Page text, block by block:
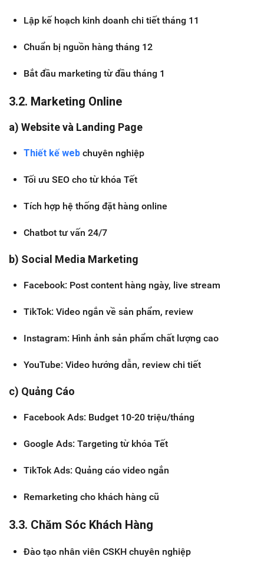
Lập kế hoạch kinh doanh chi tiết tháng 11
Chuẩn bị nguồn hàng tháng 12
Bắt đầu marketing từ đầu tháng 1
3.2. Marketing Online
a) Website và Landing Page
Thiết kế web chuyên nghiệp
Tối ưu SEO cho từ khóa Tết
Tích hợp hệ thống đặt hàng online
Chatbot tư vấn 24/7
b) Social Media Marketing
Facebook: Post content hàng ngày, live stream
TikTok: Video ngắn về sản phẩm, review
Instagram: Hình ảnh sản phẩm chất lượng cao
YouTube: Video hướng dẫn, review chi tiết
c) Quảng Cáo
Facebook Ads: Budget 10-20 triệu/tháng
Google Ads: Targeting từ khóa Tết
TikTok Ads: Quảng cáo video ngắn
Remarketing cho khách hàng cũ
3.3. Chăm Sóc Khách Hàng
Đào tạo nhân viên CSKH chuyên nghiệp